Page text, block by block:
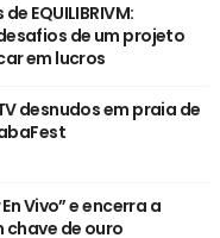
EQUILIBRIVM:
de um projeto
em lucros
desnudos em praia de
Vivo” e encerra a
chave de ouro